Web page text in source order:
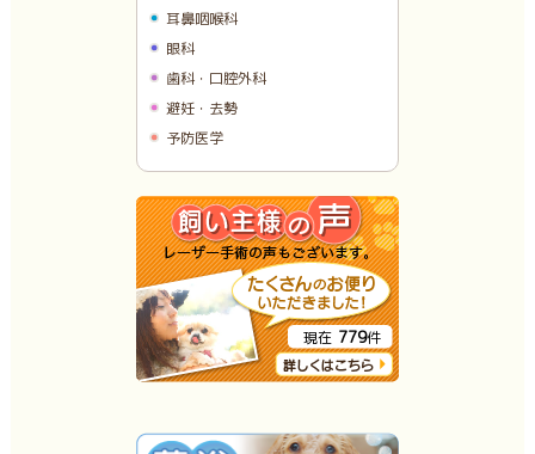
耳鼻咽喉科
眼科
歯科・口腔外科
避妊・去勢
予防医学
現在 779件